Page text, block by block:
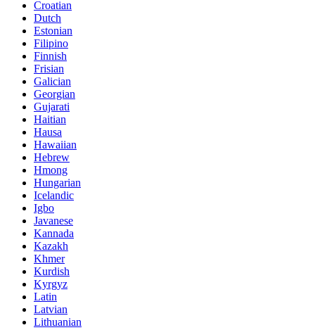
Croatian
Dutch
Estonian
Filipino
Finnish
Frisian
Galician
Georgian
Gujarati
Haitian
Hausa
Hawaiian
Hebrew
Hmong
Hungarian
Icelandic
Igbo
Javanese
Kannada
Kazakh
Khmer
Kurdish
Kyrgyz
Latin
Latvian
Lithuanian